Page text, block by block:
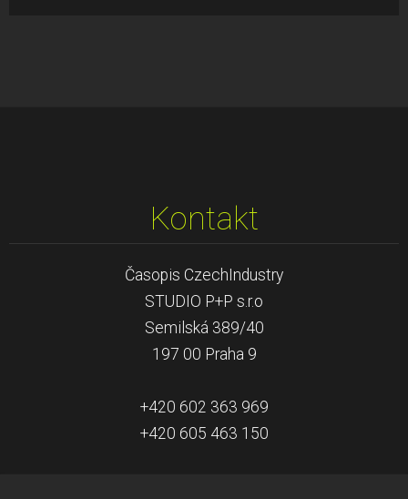
Kontakt
Časopis CzechIndustry
STUDIO P+P s.r.o
Semilská 389/40
197 00 Praha 9
+420 602 363 969
+420 605 463 150